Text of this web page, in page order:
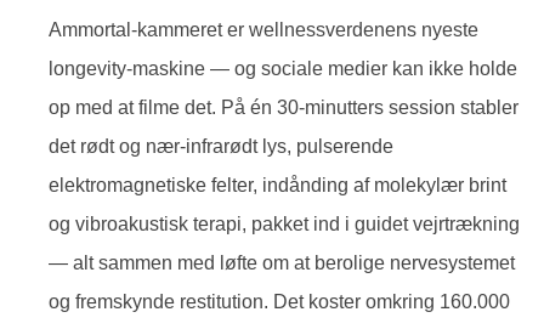
Ammortal-kammeret er wellnessverdenens nyeste
longevity-maskine — og sociale medier kan ikke holde
op med at filme det. På én 30-minutters session stabler
det rødt og nær-infrarødt lys, pulserende
elektromagnetiske felter, indånding af molekylær brint
og vibroakustisk terapi, pakket ind i guidet vejrtrækning
— alt sammen med løfte om at berolige nervesystemet
og fremskynde restitution. Det koster omkring 160.000